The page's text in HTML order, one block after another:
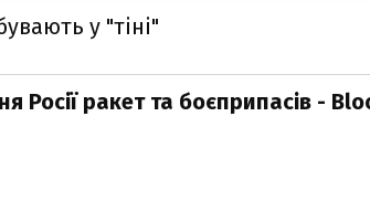
у "тіні"
Росії ракет та боєприпасів -